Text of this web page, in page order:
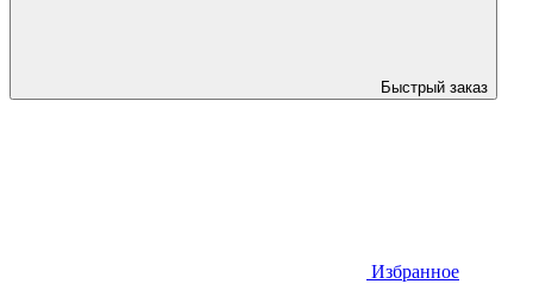
Быстрый заказ
Избранное